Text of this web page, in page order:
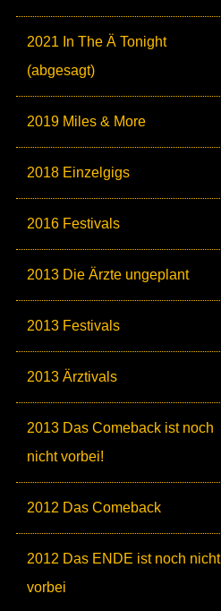
2021 In The Ä Tonight
(abgesagt)
2019 Miles & More
2018 Einzelgigs
2016 Festivals
2013 Die Ärzte ungeplant
2013 Festivals
2013 Ärztivals
2013 Das Comeback ist noch
nicht vorbei!
2012 Das Comeback
2012 Das ENDE ist noch nicht
vorbei